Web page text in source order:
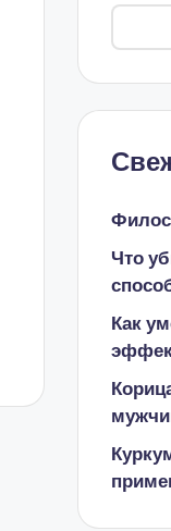
Что
Как